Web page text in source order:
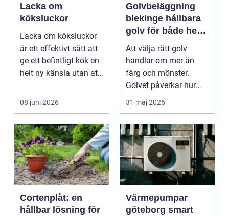
Lacka om
köksluckor
Lacka om köksluckor
är ett effektivt sätt att
ge ett befintligt kök en
helt ny känsla utan att
08 juni 2026
Golvbeläggning
blekinge hållbara
golv för både hem
och företag
Att välja rätt golv
handlar om mer än
färg och mönster.
Golvet påverkar hur
rummet upplevs, hur
31 maj 2026
Cortenplåt: en
hållbar lösning för
Värmepumpar
göteborg smart